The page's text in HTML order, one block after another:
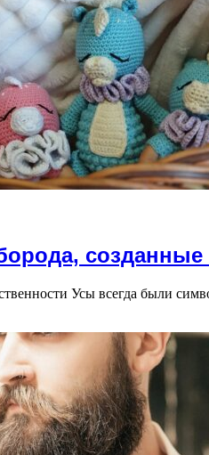
Усы всегда были